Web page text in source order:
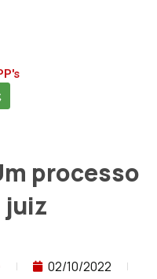
processo
02/10/2022